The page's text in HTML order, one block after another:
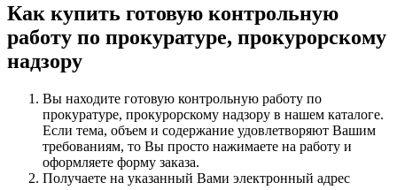
Как купить готовую контрольную
работу по прокуратуре, прокурорскому
надзору
Вы находите готовую контрольную работу по
прокуратуре, прокурорскому надзору в нашем каталоге.
Если тема, объем и содержание удовлетворяют Вашим
требованиям, то Вы просто нажимаете на работу и
оформляете форму заказа.
Получаете на указанный Вами электронный адрес